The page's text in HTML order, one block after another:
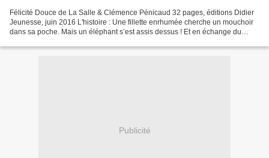
Félicité Douce de La Salle & Clémence Pénicaud 32 pages, éditions Didier
Jeunesse, juin 2016 L'histoire : Une fillette enrhumée cherche un mouchoir
dans sa poche. Mais un éléphant s’est assis dessus ! Et en échange du
Publicité